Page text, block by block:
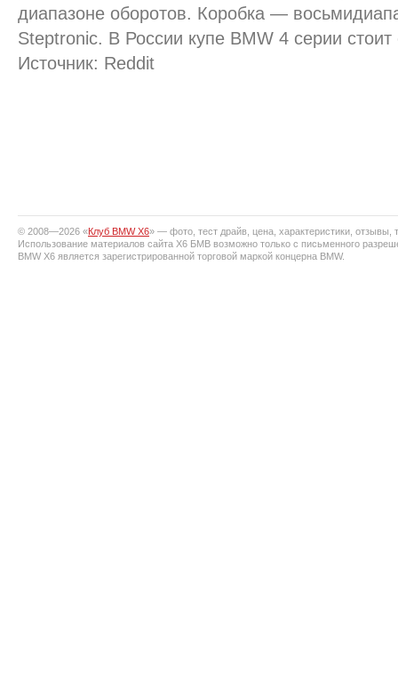
диапазоне оборотов. Коробка —
Steptronic. В России купе BMW 4 серии
Источник: Reddit
© 2008—2026 «Клуб BMW X6» — фото, тест драйв, цена, характеристики, отзывы,
Использование материалов сайта X6 БМВ возможно только с письменного
BMW X6 является зарегистрированной торговой маркой концерна BMW.